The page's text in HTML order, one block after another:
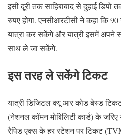
इसी दूरी तक साहिबाबाद से दुहाई डिपो
रुपए होगा. एनसीआरटीसी ने कहा कि
यात्रा कर सकेंगे और यात्री इसमें अपने
साथ ले जा सकेंगे.
इस तरह ले सकेंगे टिकट
यात्री डिजिटल क्यू आर कोड बेस्ड
(नेशनल कॉमन मोबिलिटी कार्ड) के
रैपिड एक्स के हर स्टेशन पर टिकट